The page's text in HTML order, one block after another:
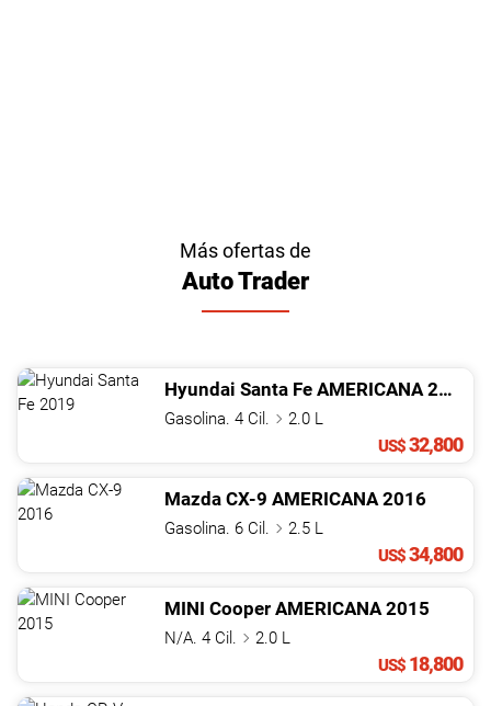
Más ofertas de
Auto Trader
Hyundai Santa Fe AMERICANA2019
Gasolina. 4 Cil.
2.0 L
US$32,800
Mazda CX-9 AMERICANA2016
Gasolina. 6 Cil.
2.5 L
US$34,800
MINI Cooper AMERICANA2015
N/A. 4 Cil.
2.0 L
US$ 18,800